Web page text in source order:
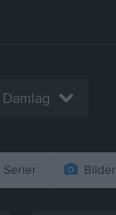
Damlag
Serier Bilder